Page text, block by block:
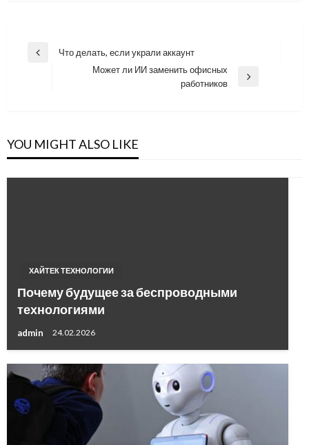
Навигация
Previous
Что делать, если украли аккаунт
Может ли ИИ заменить офисных
работников
YOU MIGHT ALSO LIKE
ХАЙТЕК ТЕХНОЛОГИИ
Почему будущее за беспроводными
технологиями
admin 24.02.2026